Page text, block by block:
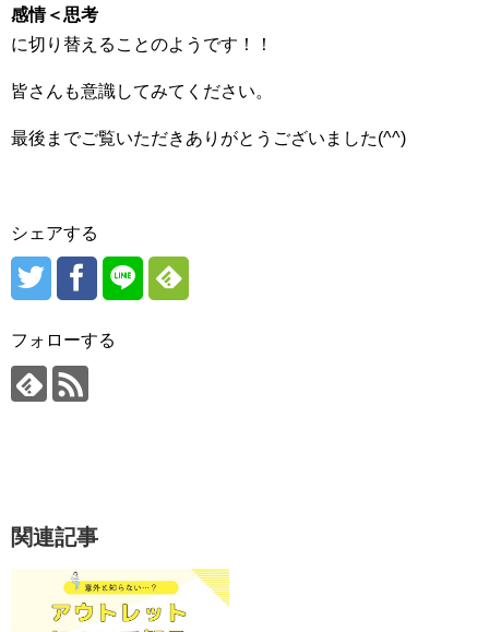
感情＜思考
に切り替えることのようです！！
皆さんも意識してみてください。
最後までご覧いただきありがとうございました(^^)
シェアする
フォローする
関連記事